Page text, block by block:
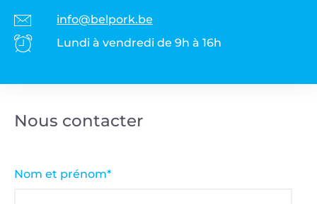
info@belpork.be
Lundi à vendredi de 9h à 16h
Nous contacter
Nom et prénom*